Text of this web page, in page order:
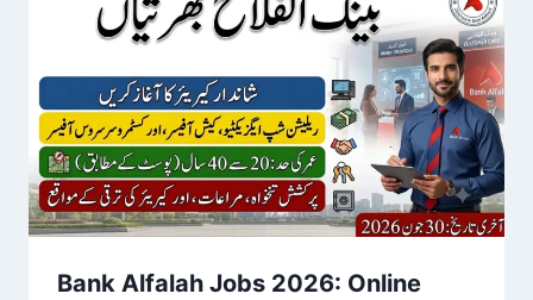
Bank Alfalah Jobs 2026: Online